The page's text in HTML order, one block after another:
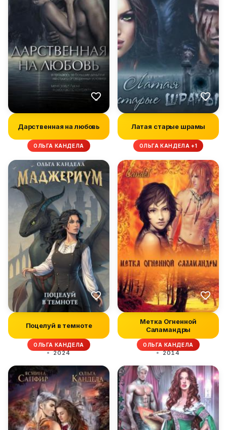
Дарственная на любовь
ОЛЬГА КАНДЕЛА
Латая старые шрамы
ОЛЬГА КАНДЕЛА +1
Поцелуй в темноте
ОЛЬГА КАНДЕЛА
2024
Метка Огненной
Саламандры
ОЛЬГА КАНДЕЛА
2014